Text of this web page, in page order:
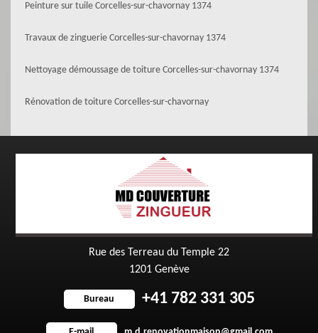
Peinture sur tuile Corcelles-sur-chavornay 1374
Travaux de zinguerie Corcelles-sur-chavornay 1374
Nettoyage démoussage de toiture Corcelles-sur-chavornay 1374
Rénovation de toiture Corcelles-sur-chavornay
Rue des Terreau du Temple 22
1201 Genève
Bureau +41 782 331 305